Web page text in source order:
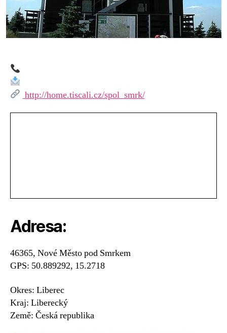
http://home.tiscali.cz/spol_smrk/
Adresa:
46365, Nové Město pod Smrkem
GPS: 50.889292, 15.2718
Okres: Liberec
Kraj: Liberecký
Země: Česká republika